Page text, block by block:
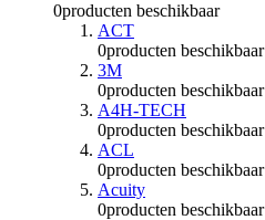
0producten beschikbaar
ACT
0producten beschikbaar
3M
0producten beschikbaar
A4H-TECH
0producten beschikbaar
ACL
0producten beschikbaar
Acuity
0producten beschikbaar